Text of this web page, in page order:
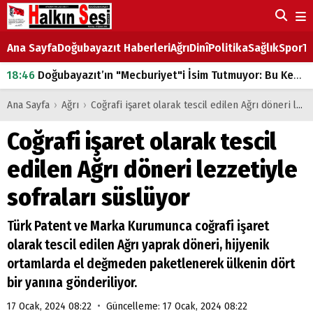
Ana SayfaDoğubayazıt HaberleriAğrıDinîPolitikaSağlıkSpor
18:46 Doğubayazıt’ın "Mecburiyet"i İsim Tutmuyor: Bu Kez de Mem u Zîn Oldu!
07:53Doğubayazıt’ta Ekmek Fiyatlarına Zam
Doğubayazıt'ta çocukların sırtındaki ağır yük
07:00DEVLET ve HÜKÜMET
18:29ÇARŞI CADDESİ YAZ BOZ TAHTASI
Ana Sayfa › Ağrı › Coğrafi işaret olarak tescil edilen Ağrı döneri lezzetiyle sofraları süslüyor
Coğrafi işaret olarak tescil
edilen Ağrı döneri lezzetiyle
sofraları süslüyor
Türk Patent ve Marka Kurumunca coğrafi işaret
olarak tescil edilen Ağrı yaprak döneri, hijyenik
ortamlarda el değmeden paketlenerek ülkenin dört
bir yanına gönderiliyor.
17 Ocak, 2024 08:22 • Güncelleme: 17 Ocak, 2024 08:22